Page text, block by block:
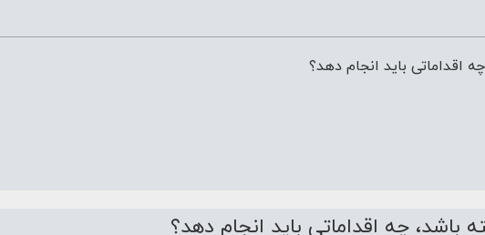
اقداماتی باید انجام دهد؟
چه اقداماتی باید انجام دهد؟